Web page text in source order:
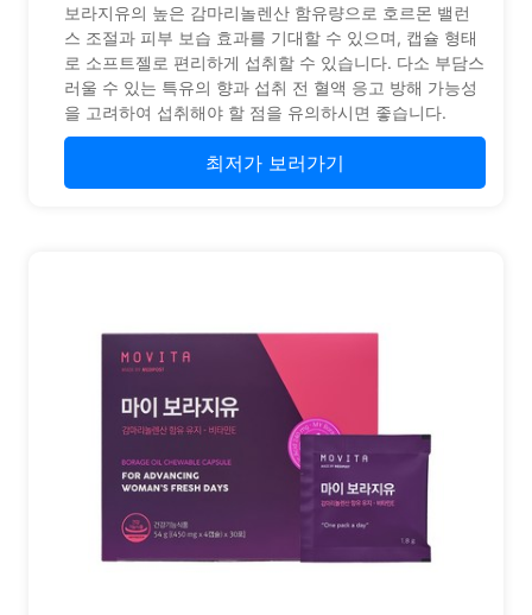
보라지유의 높은 감마리놀렌산 함유량으로 호르몬 밸런
스 조절과 피부 보습 효과를 기대할 수 있으며, 캡슐 형태
로 소프트젤로 편리하게 섭취할 수 있습니다. 다소 부담스
러울 수 있는 특유의 향과 섭취 전 혈액 응고 방해 가능성
을 고려하여 섭취해야 할 점을 유의하시면 좋습니다.
최저가 보러가기